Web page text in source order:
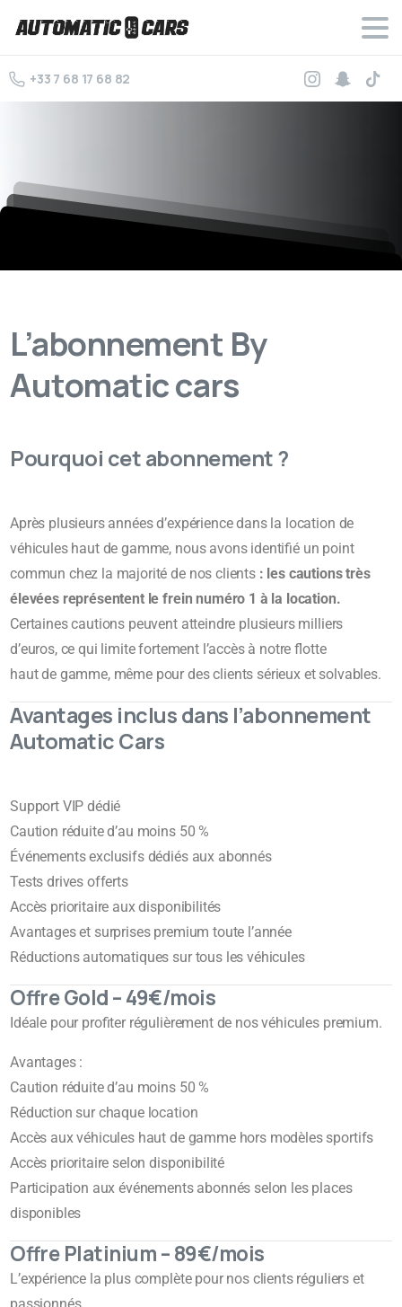
+33 7 68 17 68 82
L’abonnement By
Automatic cars
Pourquoi cet abonnement ?
Après plusieurs années d’expérience dans la location de
véhicules haut de gamme, nous avons identifié un point
commun chez la majorité de nos clients: les cautions très
élevées représentent le frein numéro 1 à la location.
Certaines cautions peuvent atteindre plusieurs milliers
d’euros, ce qui limite fortement l’accès à notre flotte
haut de gamme, même pour des clients sérieux et solvables.
Avantages inclus dans l’abonnement
Automatic Cars
Support VIP dédié
Caution réduite d’au moins 50 %
Événements exclusifs dédiés aux abonnés
Tests drives offerts
Accès prioritaire aux disponibilités
Avantages et surprises premium toute l’année
Réductions automatiques sur tous les véhicules
Offre Gold – 49€/mois
Idéale pour profiter régulièrement de nos véhicules premium.
Avantages :
Caution réduite d’au moins 50 %
Réduction sur chaque location
Accès aux véhicules haut de gamme hors modèles sportifs
Accès prioritaire selon disponibilité
Participation aux événements abonnés selon les places
disponibles
Offre Platinium – 89€/mois
L’expérience la plus complète pour nos clients réguliers et